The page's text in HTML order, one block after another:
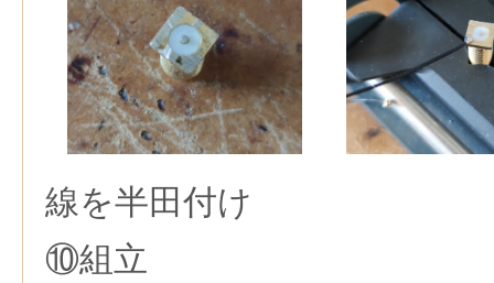
線を半田付け
⑩組立